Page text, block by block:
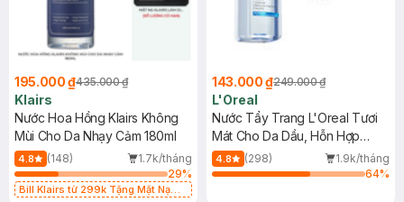
195.000 ₫435.000 ₫
Klairs
Nước Hoa Hồng Klairs Không
Mùi Cho Da Nhạy Cảm 180ml
4.8 (148)
1.7k/tháng
29%
Bill Klairs từ 299k Tặng Mặt Nạ
143.000 ₫249.000 ₫
L'Oreal
Nước Tẩy Trang L'Oreal Tươi
Mát Cho Da Dầu, Hỗn Hợp
400ml
4.8 (298)
1.9k/tháng
64%